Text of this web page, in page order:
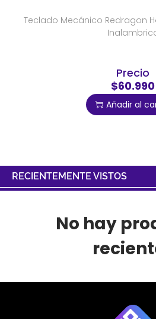
Teclado Mecánico Redragon
Precio
$60.990
Añadir al
RECIENTEMENTE VISTOS
No hay